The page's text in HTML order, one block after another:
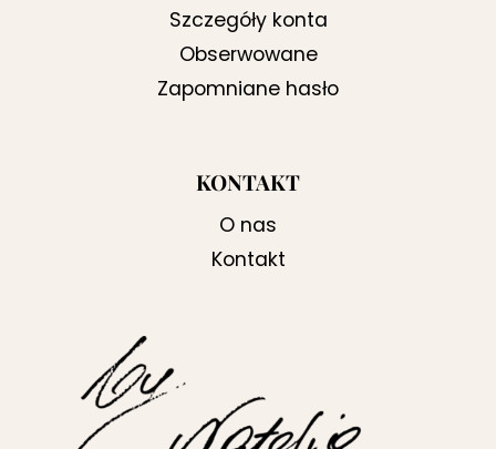
Szczegóły konta
Obserwowane
Zapomniane hasło
KONTAKT
O nas
Kontakt